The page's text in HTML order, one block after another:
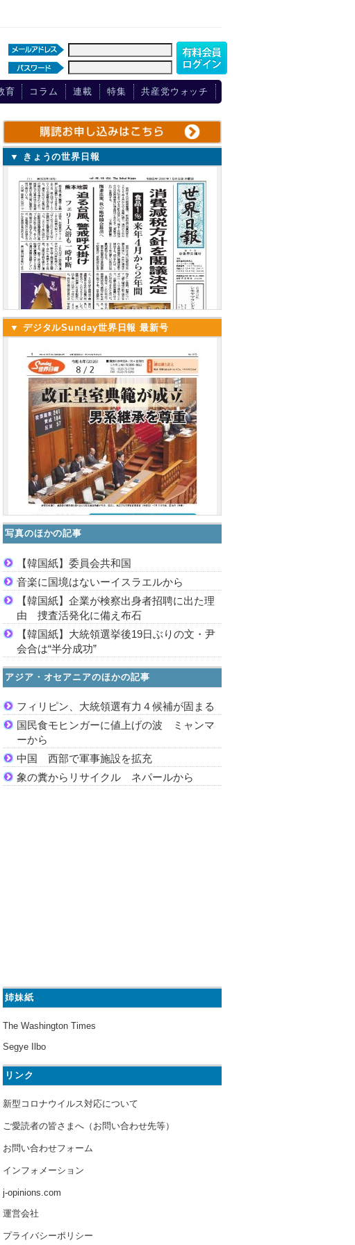
育 コラム 連載 特集 共産党ウォッチ
▼ きょうの世界日報
▼ デジタルSunday世界日報 最新号
写真のほかの記事
【韓国紙】委員会共和国
音楽に国境はないーイスラエルから
【韓国紙】企業が検察出身者招聘に出た理
由 捜査活発化に備え布石
【韓国紙】大統領選挙後19日ぶりの文・尹
会合は“半分成功”
アジア・オセアニアのほかの記事
フィリピン、大統領選有力４候補が固まる
国民食モヒンガーに値上げの波 ミャンマ
ーから
中国 西部で軍事施設を拡充
象の糞からリサイクル ネパールから
姉妹紙
The Washington Times
Segye Ilbo
リンク
新型コロナウイルス対応について
ご愛読者の皆さまへ（お問い合わせ先等）
お問い合わせフォーム
インフォメーション
j-opinions.com
運営会社
プライバシーポリシー